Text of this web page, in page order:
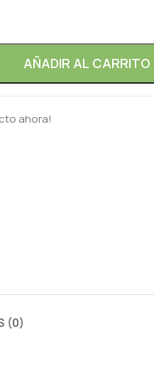
AÑADIR AL CARRITO
ahora!
(0)